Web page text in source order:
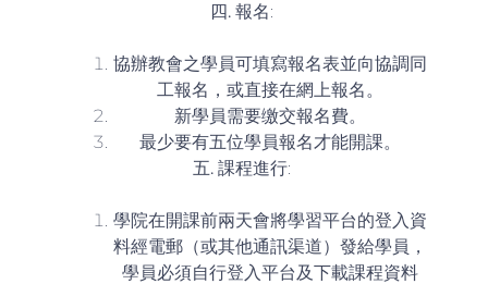
四. 報名:
協辦教會之學員可填寫報名表並向協調同
工報名，或直接在網上報名。
新學員需要缴交報名費。
最少要有五位學員報名才能開課。
五. 課程進行:
學院在開課前兩天會將學習平台的登入資
料經電郵（或其他通訊渠道）發給學員，
學員必須自行登入平台及下載課程資料